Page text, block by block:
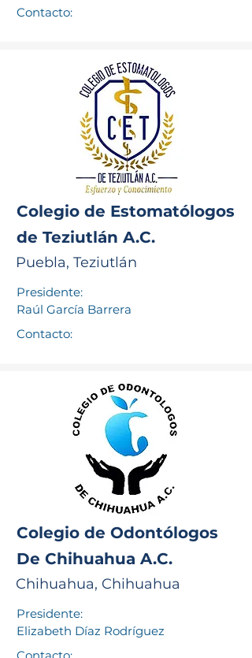
Contacto:
Colegio de Estomatólogos
de Teziutlán A.C.
Puebla, Teziutlán
Presidente:
Raúl García Barrera
Contacto:
Colegio de Odontólogos
De Chihuahua A.C.
Chihuahua, Chihuahua
Presidente:
Elizabeth Díaz Rodríguez